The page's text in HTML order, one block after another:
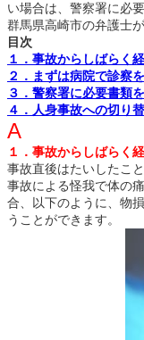
い場合は、警察署に必
群馬県高崎市の弁護士
目次
１．事故からしばらく
２．まずは病院で診察
３．警察署に必要書類
４．人身事故への切り
A
１．事故からしばらく
事故直後はたいしたこ
事故による怪我で体の
合、以下のように、物
うことができます。